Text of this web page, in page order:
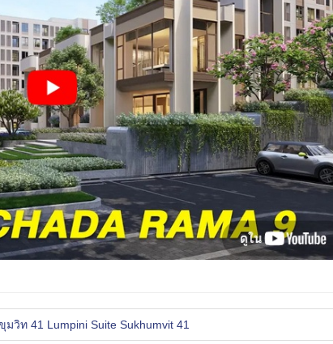
วิท 41 Lumpini Suite Sukhumvit 41